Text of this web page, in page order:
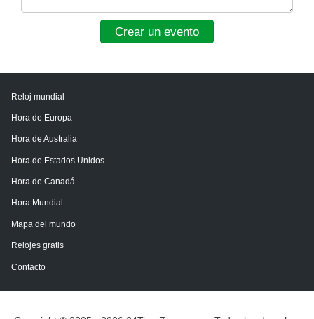
Crear un evento
Reloj mundial
Hora de Europa
Hora de Australia
Hora de Estados Unidos
Hora de Canadá
Hora Mundial
Mapa del mundo
Relojes gratis
Contacto